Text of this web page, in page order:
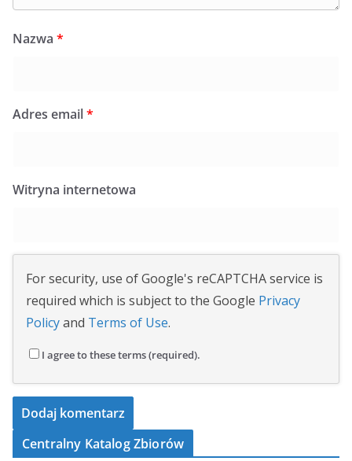
Nazwa *
Adres email*
Witryna internetowa
For security, use of Google's reCAPTCHA service is
required which is subject to the Google Privacy
Policyand Terms of Use.
I agree to these terms (required).
Centralny Katalog Zbiorów